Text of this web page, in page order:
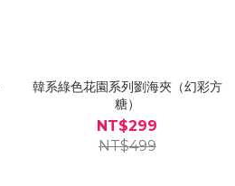
韓系綠色花園系列劉海夾（幻彩方
糖）
NT$299
NT$499